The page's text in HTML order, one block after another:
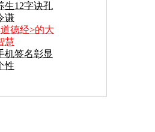
生12字诀孔
谦
德经>的大
慧
机签名彰显
性